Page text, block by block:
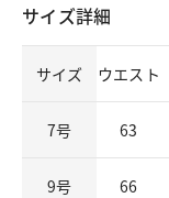
サイズ詳細
サイズ ウエスト
7号 63
9号 66